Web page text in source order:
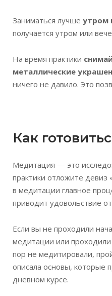
Заниматься лучше утром
получается утром или
На время практики
металлические
ничего не давило. Это
Как
Медитация — это
практики отложите
в медитации главное
приводит удовольствие
Если вы не проходили
медитации или
пор не медитировали,
описала основы, которые
дневном курсе.